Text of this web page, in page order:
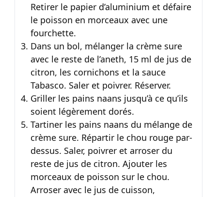
Retirer le papier d’aluminium et défaire
le poisson en morceaux avec une
fourchette.
Dans un bol, mélanger la crème sure
avec le reste de l’aneth, 15 ml de jus de
citron, les cornichons et la sauce
Tabasco. Saler et poivrer. Réserver.
Griller les pains naans jusqu’à ce qu’ils
soient légèrement dorés.
Tartiner les pains naans du mélange de
crème sure. Répartir le chou rouge par-
dessus. Saler, poivrer et arroser du
reste de jus de citron. Ajouter les
morceaux de poisson sur le chou.
Arroser avec le jus de cuisson,